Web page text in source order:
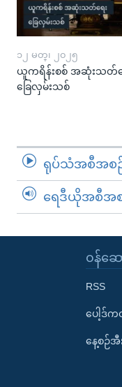
၁၂ မတ္၊ ၂၀၂၅
ယူကရိန်းစစ် အဆုံးသတ်ရ
ခြေလှမ်းသစ်
ရုပ်သံအစီအစဉ်
ရေဒီယိုအစီအစ
၀န်ဆေ
RSS
ပေါ့ဒ်
နေ့စဉ်